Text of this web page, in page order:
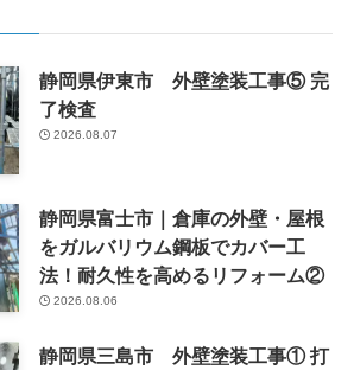
静岡県伊東市 外壁塗装工事⑤ 完
了検査
2026.08.07
静岡県富士市｜倉庫の外壁・屋根
をガルバリウム鋼板でカバー工
法！耐久性を高めるリフォーム②
2026.08.06
静岡県三島市 外壁塗装工事① 打